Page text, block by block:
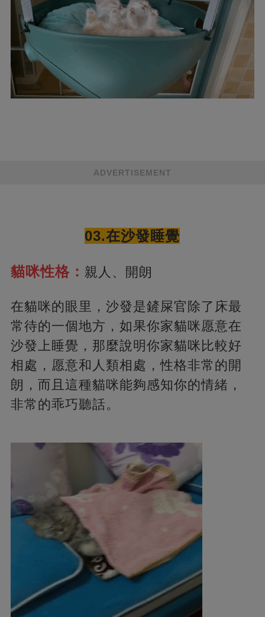
ADVERTISEMENT
03.在沙發睡覺
貓咪性格： 親人、開朗
在貓咪的眼里，沙發是鏟屎官除了床最
常待的一個地方，如果你家貓咪愿意在
沙發上睡覺，那麼說明你家貓咪比較好
相處，愿意和人類相處，性格非常的開
朗，而且這種貓咪能夠感知你的情緒，
非常的乖巧聽話。